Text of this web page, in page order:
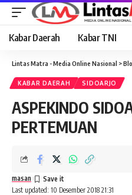
Kabar Daerah Kabar TNI
Lintas Matra - Media Online Nasional >
KABAR DAERAH SIDOARJO
ASPEKINDO
PERTEMUAN
Last updated: 10 Desember 2018 21:31
masan